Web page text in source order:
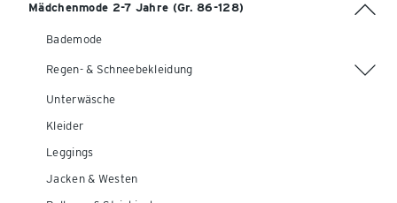
Mädchenmode 2-7 Jahre (Gr. 86-128)
Bademode
Regen- & Schneebekleidung
Unterwäsche
Kleider
Leggings
Jacken & Westen